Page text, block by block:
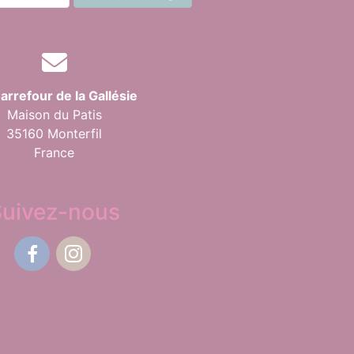
de la Gallésie
Maison du Patis
35160 Monterfil
France
nous